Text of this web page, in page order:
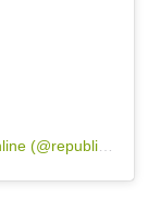
Sebuah kiriman dibagikan oleh Republika Online (@republikaonline)